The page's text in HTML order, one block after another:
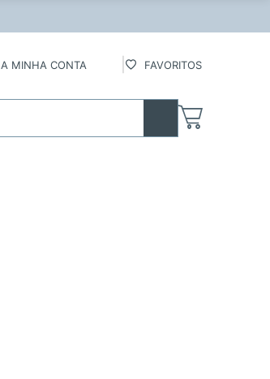
A MINHA CONTA FAVORITOS